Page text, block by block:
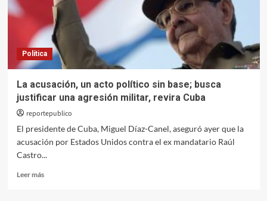
rectoría
impuesta
Política
La acusación, un acto político sin base; busca
justificar una agresión militar, revira Cuba
reportepublico
El presidente de Cuba, Miguel Díaz-Canel, aseguró ayer que la
acusación por Estados Unidos contra el ex mandatario Raúl
Castro...
Leer másLeer